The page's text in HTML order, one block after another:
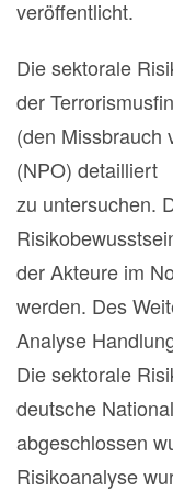
veröffentlicht.
Die sektorale
der
(den Missbrauch
(NPO) detailliert
zu untersuchen.
der Akteure im
werden. Des
Analyse
Die sektorale
deutsche
abgeschlossen
Risikoanalyse